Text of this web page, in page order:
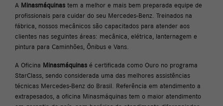
A Minasmáquinas tem a melhor e mais bem preparada equipe de
profissionais para cuidar do seu Mercedes-Benz. Treinados na
fábrica, nossos mecânicos são capacitados para atender aos
clientes nas seguintes áreas: mecânica, elétrica, lanternagem e
pintura para Caminhões, Ônibus e Vans.
A Oficina Minasmáquinas é certificada como Ouro no programa
StarClass, sendo considerada uma das melhores assistências
técnicas Mercedes-Benz do Brasil. Referência em atendimento a
extrapesados, a oficina Minasmáquinas tem o maior atendimento